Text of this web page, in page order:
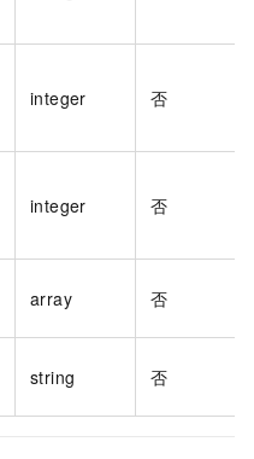
integer 否
integer 否
array 否
string 否